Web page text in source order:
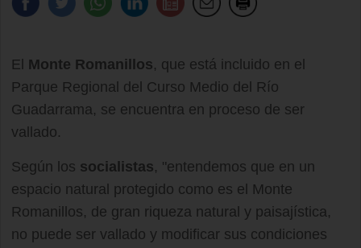
El Monte Romanillos, que está incluido en el
Parque Regional del Curso Medio del Río
Guadarrama, se encuentra en proceso de ser
vallado.
Según los socialistas, "entendemos que en un
espacio natural protegido como es el Monte
Romanillos, de gran riqueza natural y paisajística,
no puede ser vallado y modificar sus condiciones